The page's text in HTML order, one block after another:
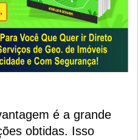
é a grande
obtidas. Isso